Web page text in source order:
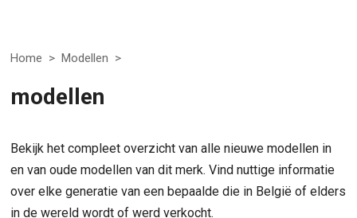
Home > Modellen >
modellen
Bekijk het compleet overzicht van alle nieuwe modellen in
en van oude modellen van dit merk. Vind nuttige informatie
over elke generatie van een bepaalde die in België of elders
in de wereld wordt of werd verkocht.